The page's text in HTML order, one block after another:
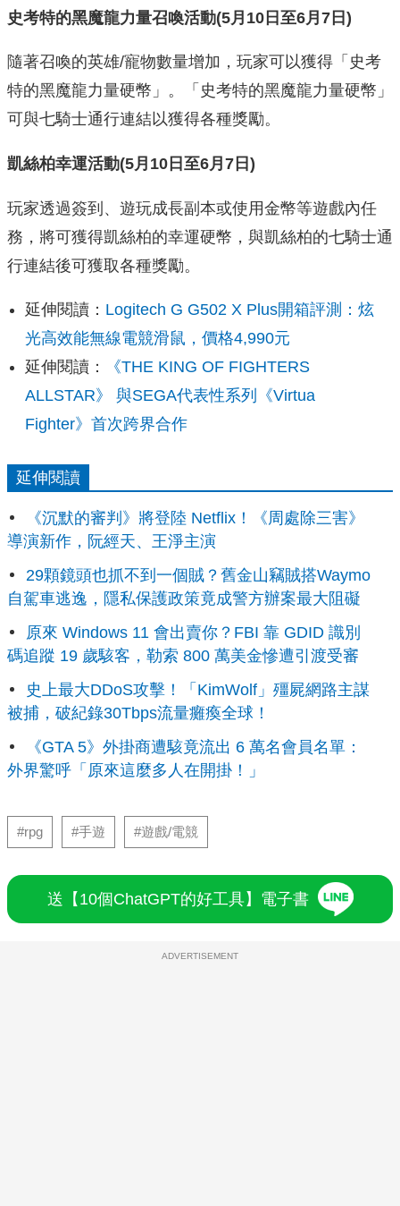
史考特的黑魔龍力量召喚活動(5月 10 日至6月 7 日 )
隨著召喚的英雄/寵物數量增加，玩家可以獲得「 史考
特的黑魔龍力量硬幣」。「史考特的黑魔龍力量硬幣」
可與七騎士通行連結以獲得各種獎勵。
凱絲柏幸運活動(5月 10 日至6月 7 日 )
玩家透過簽到、遊玩成長副本或使用金幣等遊戲內任
務， 將可獲得凱絲柏的幸運硬幣， 與凱絲柏的七騎士通
行連結後可獲取各種獎勵。
延伸閱讀： Logitech G G502 X Plus開箱評測：炫
光高效能無線電競滑鼠，價格4,990元
延伸閱讀：
《THE KING OF FIGHTERS
ALLSTAR》 與SEGA代表性系列《Virtua
Fighter》首次跨界合作
延伸閱讀
《沉默的審判》將登陸 Netflix！《周處除三害》
導演新作，阮經天、王淨主演
29顆鏡頭也抓不到一個賊？舊金山竊賊搭Waymo
自駕車逃逸，隱私保護政策竟成警方辦案最大阻礙
原來 Windows 11 會出賣你？FBI 靠 GDID 識別
碼追蹤 19 歲駭客，勒索 800 萬美金慘遭引渡受審
史上最大DDoS攻擊！「KimWolf」殭屍網路主謀
被捕，破紀錄30Tbps流量癱瘓全球！
《GTA 5》外掛商遭駭竟流出 6 萬名會員名單：
外界驚呼「原來這麼多人在開掛！」
#rpg #手遊 #遊戲/電競
送【10個ChatGPT的好工具】電子書
ADVERTISEMENT